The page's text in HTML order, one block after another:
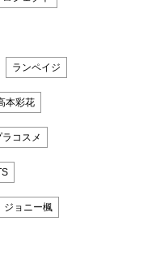
ランペイジ
本彩花
ラコスメ
ジョニー楓